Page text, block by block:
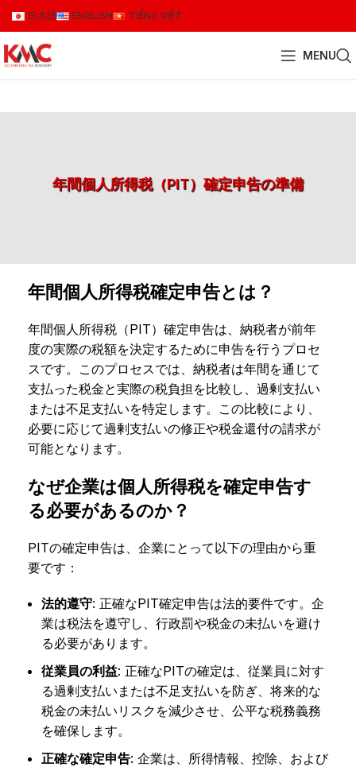
日本語 ENGLISH TIẾNG VIỆT
MENU
年間個人所得税（PIT）確定申告の準備
年間個人所得税確定申告とは？
年間個人所得税（PIT）確定申告は、納税者が前年
度の実際の税額を決定するために申告を行うプロセ
スです。このプロセスでは、納税者は年間を通じて
支払った税金と実際の税負担を比較し、過剰支払い
または不足支払いを特定します。この比較により、
必要に応じて過剰支払いの修正や税金還付の請求が
可能となります。
なぜ企業は個人所得税を確定申告す
る必要があるのか？
PITの確定申告は、企業にとって以下の理由から重
要です：
法的遵守: 正確なPIT確定申告は法的要件です。企
業は税法を遵守し、行政罰や税金の未払いを避け
る必要があります。
従業員の利益: 正確なPITの確定は、従業員に対す
る過剰支払いまたは不足支払いを防ぎ、将来的な
税金の未払いリスクを減少させ、公平な税務義務
を確保します。
正確な確定申告: 企業は、所得情報、控除、および